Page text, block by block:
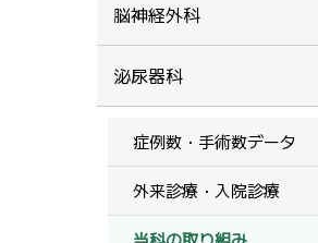
脳神経外科
泌尿器科
症例数・手術数データ
外来診療・入院診療